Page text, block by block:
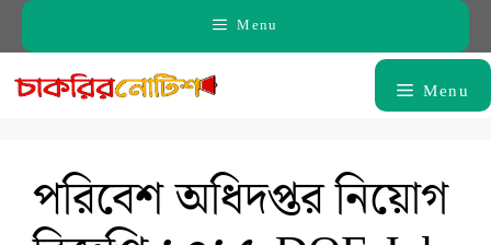
Skip
Menu
Menu
পরিবেশ অধিদপ্তর নিয়োগ